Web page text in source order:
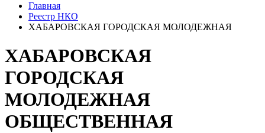
Главная
Реестр НКО
ХАБАРОВСКАЯ ГОРОДСКАЯ МОЛОДЕЖНАЯ
ХАБАРОВСКАЯ
ГОРОДСКАЯ
МОЛОДЕЖНАЯ
ОБЩЕСТВЕННАЯ